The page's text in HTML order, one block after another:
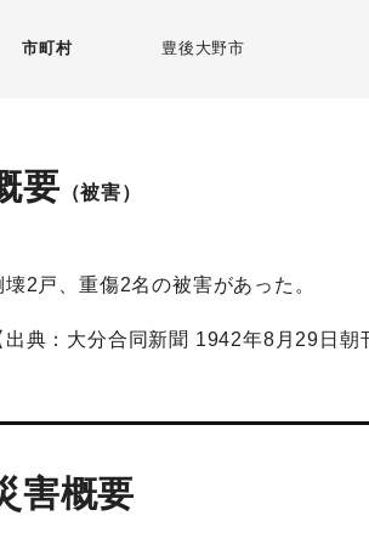
市町村 豊後大野市
要 （被害）
壊2戸、重傷2名の被害があった。
出典：大分合同新聞 1942年8月29日朝
害概要